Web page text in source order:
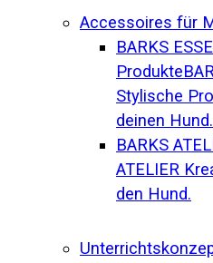
Accessoires für
BARKS
Produkte
Stylische
deinen Hund.
BARKS
ATELIER
den Hund.